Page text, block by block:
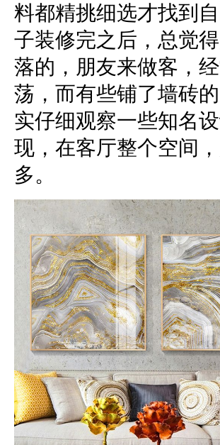
料都精挑细选才找到
子装修完之后，总觉
落的，朋友来做客，
荡，而有些铺了墙砖
实仔细观察一些知名
现，在客厅整个空间
多。